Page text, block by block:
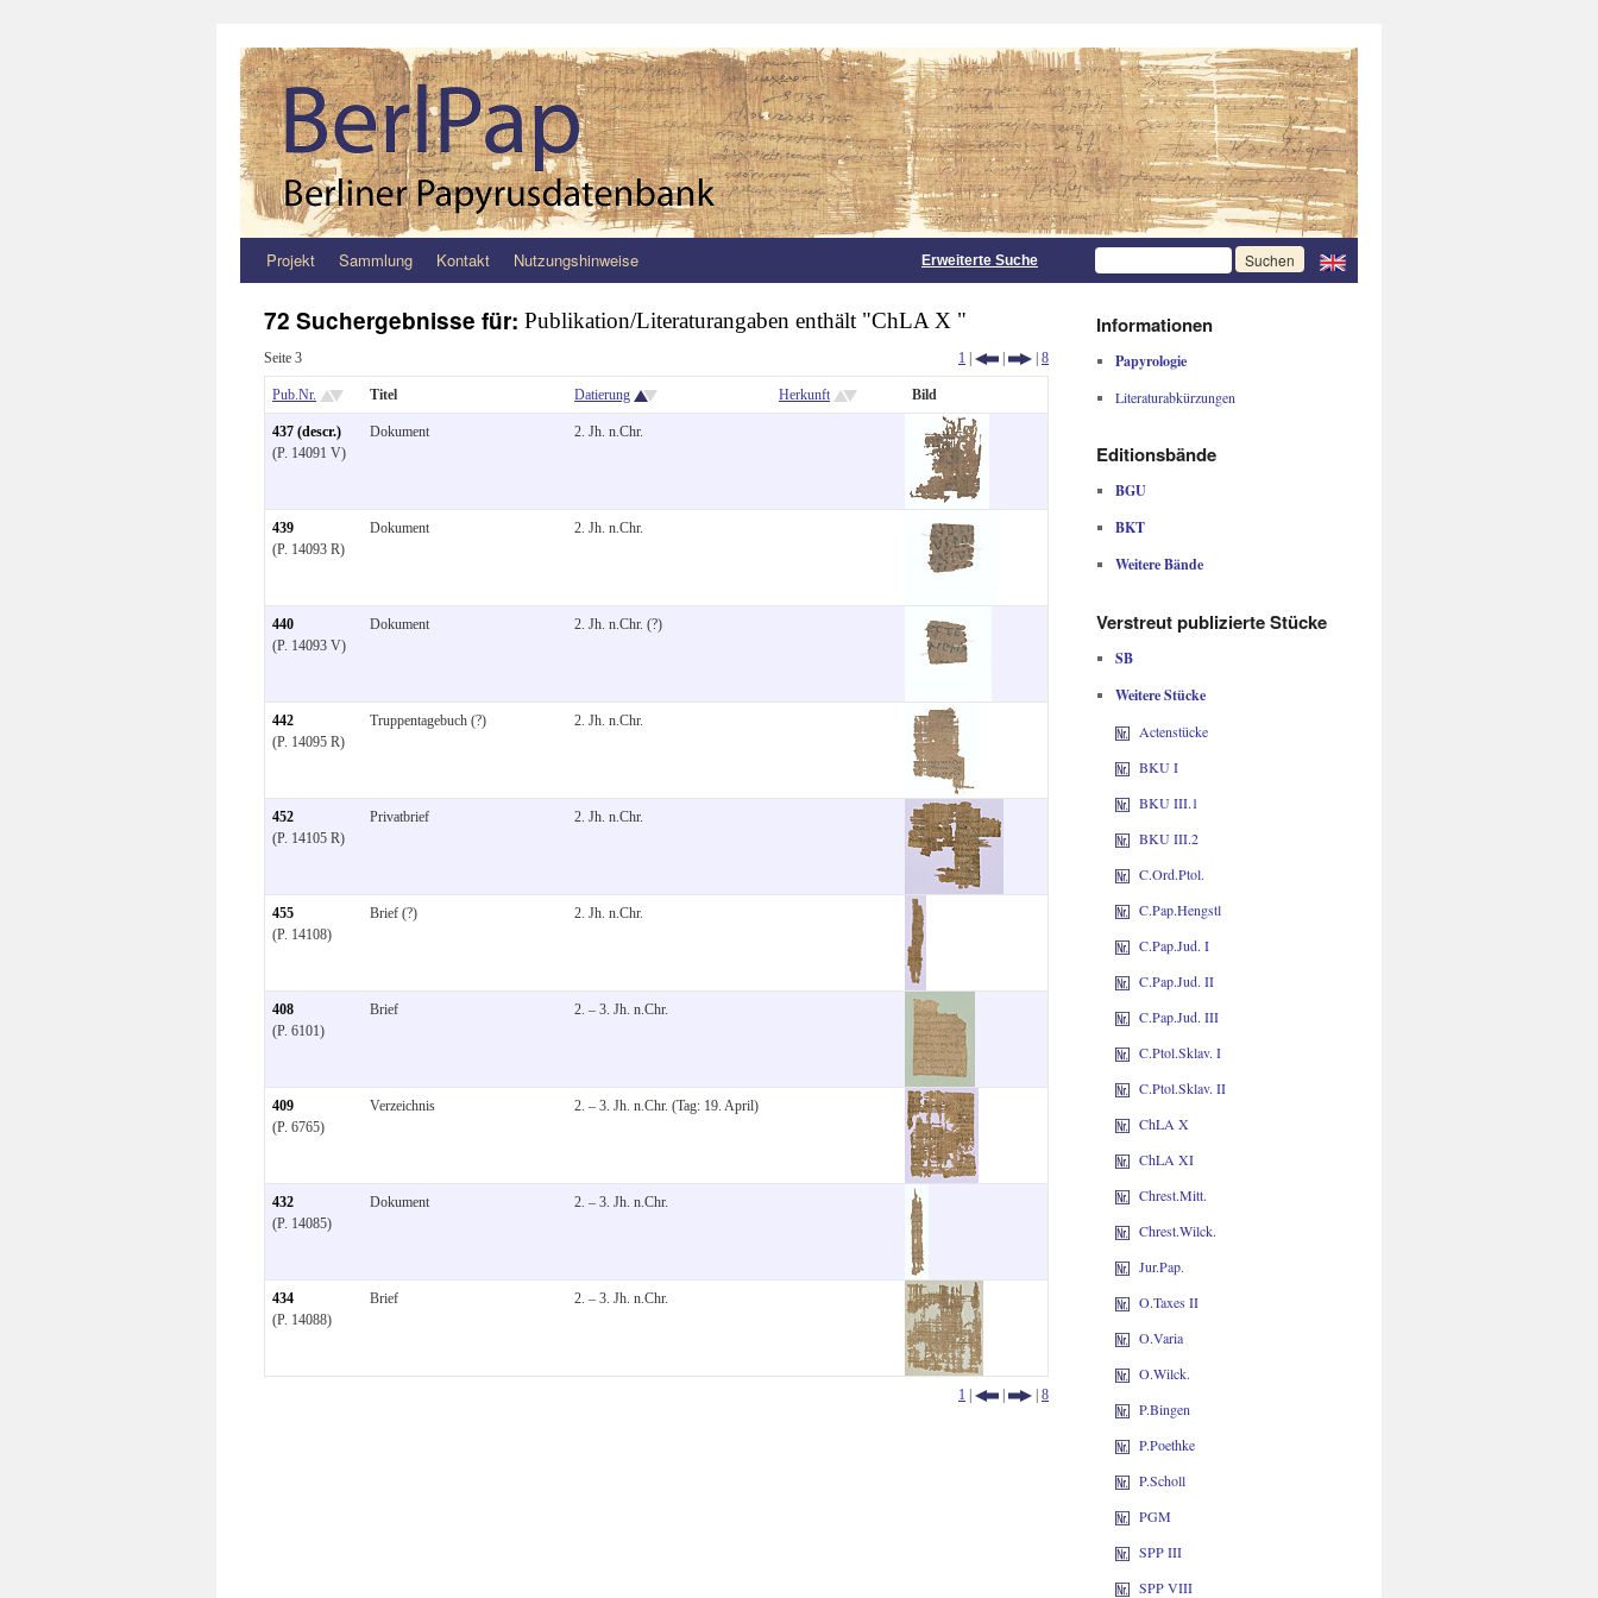
Zum
springen
Projekt Sammlung Kontakt Nutzungshinweise Erweiterte Suche
72 Suchergebnisse für: Publikation/Literaturangaben enthält "ChLA X "
Seite 3 1 | | | 8
Pub.Nr. Titel Datierung Herkunft Bild
437 (descr.)
(P. 14091 V)
Dokument 2. Jh. n.Chr.
439
(P. 14093 R)
Dokument 2. Jh. n.Chr.
440
(P. 14093 V)
Dokument 2. Jh. n.Chr. (?)
442
(P. 14095 R)
Truppentagebuch (?) 2. Jh. n.Chr.
452
(P. 14105 R)
Privatbrief 2. Jh. n.Chr.
455
(P. 14108)
Brief (?) 2. Jh. n.Chr.
408
(P. 6101)
Brief 2. – 3. Jh. n.Chr.
409
(P. 6765)
Verzeichnis 2. – 3. Jh. n.Chr. (Tag: 19. April)
432
(P. 14085)
Dokument 2. – 3. Jh. n.Chr.
434
(P. 14088)
Brief 2. – 3. Jh. n.Chr.
1 | | | 8
Informationen
Papyrologie
Literaturabkürzungen
Editionsbände
BGU
BKT
Weitere Bände
Verstreut publizierte Stücke
SB
Weitere Stücke
Actenstücke
BKU I
BKU III.1
BKU III.2
C.Ord.Ptol.
C.Pap.Hengstl
C.Pap.Jud. I
C.Pap.Jud. II
C.Pap.Jud. III
C.Ptol.Sklav. I
C.Ptol.Sklav. II
ChLA X
ChLA XI
Chrest.Mitt.
Chrest.Wilck.
Jur.Pap.
O.Taxes II
O.Varia
O.Wilck.
P.Bingen
P.Poethke
P.Scholl
PGM
SPP III
SPP VIII